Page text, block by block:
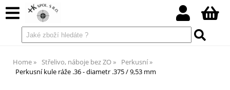
Home Střelivo, náboje bez ZO
Perkusní
Perkusní kule ráže .36 - diametr .375 / 9,53 mm